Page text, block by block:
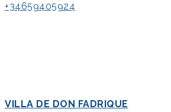
+34659405924
VILLA DE DON FADRIQUE